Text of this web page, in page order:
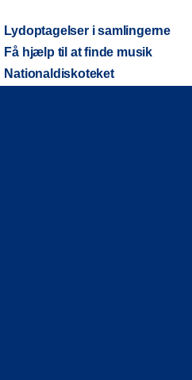
Lydoptagelser i samlingerne
Få hjælp til at finde musik
Nationaldiskoteket